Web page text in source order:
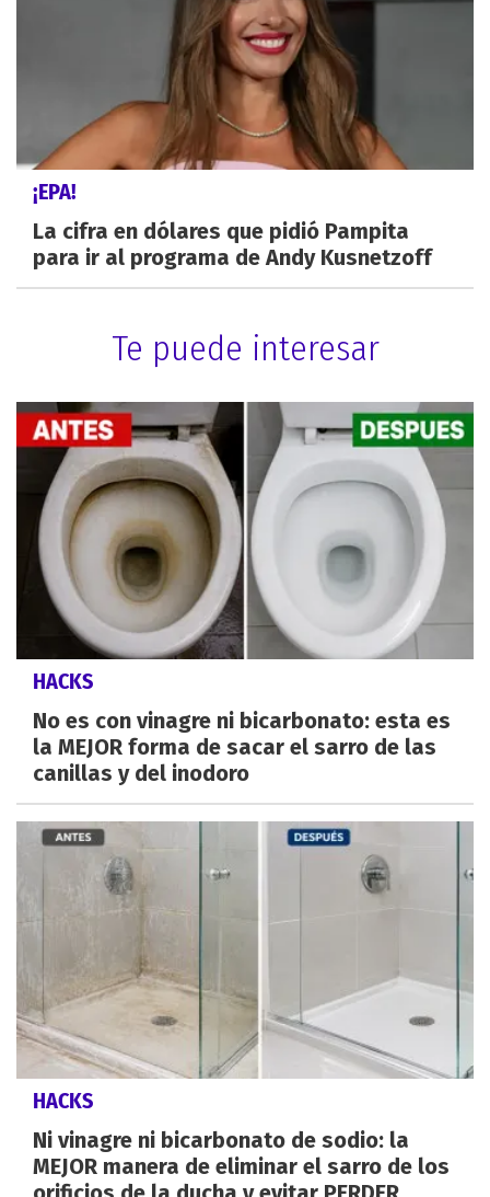
¡EPA!
La cifra en dólares que pidió Pampita
para ir al programa de Andy Kusnetzoff
Te puede interesar
HACKS
No es con vinagre ni bicarbonato: esta es
la MEJOR forma de sacar el sarro de las
canillas y del inodoro
HACKS
Ni vinagre ni bicarbonato de sodio: la
MEJOR manera de eliminar el sarro de los